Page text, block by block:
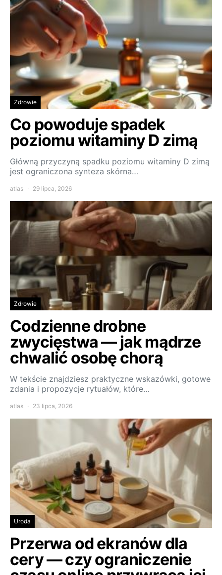
Zdrowie
Co powoduje spadek
poziomu witaminy D zimą
Główną przyczyną spadku poziomu witaminy D zimą
jest ograniczona synteza skórna…
atlas 29 lipca, 2026
Zdrowie
Codzienne drobne
zwycięstwa — jak mądrze
chwalić osobę chorą
W tekście znajdziesz praktyczne wskazówki, gotowe
zdania i propozycje rytuałów, które…
atlas 23 lipca, 2026
Uroda
Przerwa od ekranów dla
cery — czy ograniczenie